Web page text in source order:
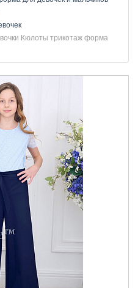
Кюлоты трикотаж форма